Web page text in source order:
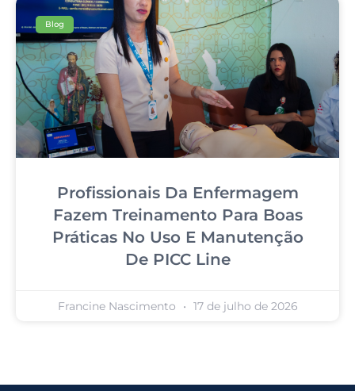
Blog
Profissionais Da Enfermagem
Fazem Treinamento Para Boas
Práticas No Uso E Manutenção
De PICC Line
Francine Nascimento 17 de julho de 2026